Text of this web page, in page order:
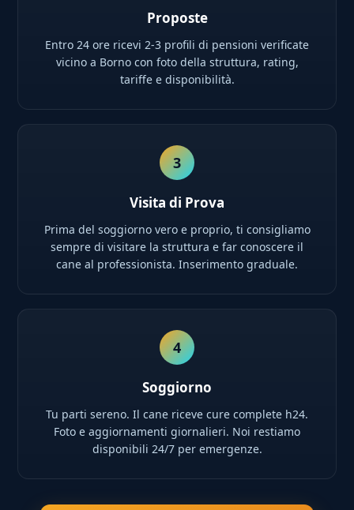
Proposte
Entro 24 ore ricevi 2-3 profili di pensioni verificate
vicino a Borno con foto della struttura, rating,
tariffe e disponibilità.
3
Visita di Prova
Prima del soggiorno vero e proprio, ti consigliamo
sempre di visitare la struttura e far conoscere il
cane al professionista. Inserimento graduale.
4
Soggiorno
Tu parti sereno. Il cane riceve cure complete h24.
Foto e aggiornamenti giornalieri. Noi restiamo
disponibili 24/7 per emergenze.